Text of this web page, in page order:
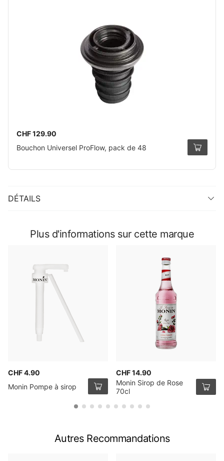
CHF 129.90
Bouchon Universel ProFlow, pack de 48
DÉTAILS
Plus d'informations sur cette marque
CHF 4.90
Monin Pompe à sirop
CHF 14.90
Monin Sirop de Rose
70cl
Autres Recommandations